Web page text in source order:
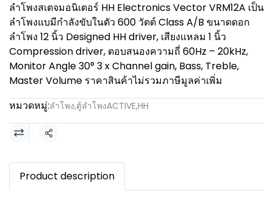
ลำโพงสเตจมอนิเตอร์ HH Electronics Vector VRM12A เป็น
ลำโพงแบมีกำลังขับในตัว 600 วัตต์ Class A/B ขนาดดอก
ลำโพง 12 นิ้ว Designed HH driver, เสียงแหลม 1 นิ้ว
Compression driver, ตอบสนองความถี่ 60Hz – 20kHz,
Monitor Angle 30° 3 x Channel gain, Bass, Treble,
Master Volume ราคาสินค้าไม่รวมภาษีมูลค่าเพิ่ม
หมวดหมู่:ลำโพง,ตู้ลำโพงACTIVE,HH
แชร์
Product description